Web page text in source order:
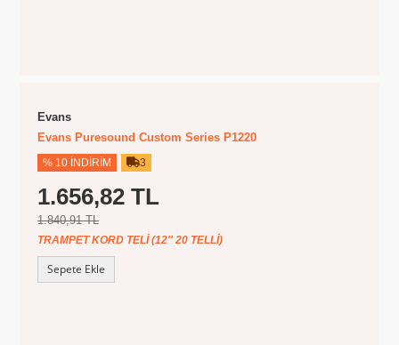
Evans
Evans Puresound Custom Series P1220
% 10 İNDIRIM 3
1.656,82 TL
1.840,91 TL
TRAMPET KORD TELI (12'' 20 TELLI)
Sepete Ekle